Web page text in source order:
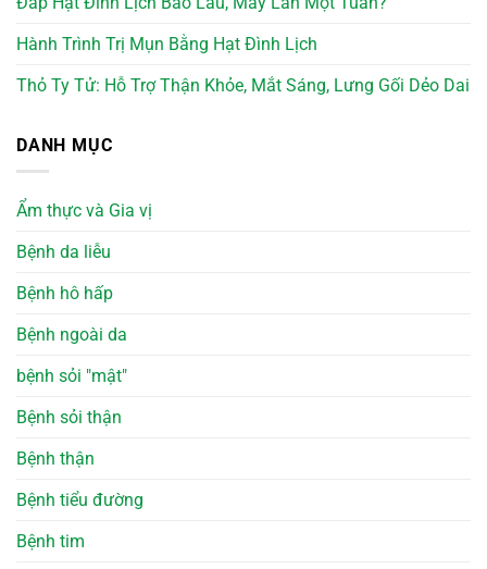
Hành Trình Trị Mụn Bằng Hạt Đình Lịch
Thỏ Ty Tử: Hỗ Trợ Thận Khỏe, Mắt Sáng, Lưng Gối Dẻo Dai
DANH MỤC
Ẩm thực và Gia vị
Bệnh da liễu
Bệnh hô hấp
Bệnh ngoài da
bệnh sỏi "mật"
Bệnh sỏi thận
Bệnh thận
Bệnh tiểu đường
Bệnh tim